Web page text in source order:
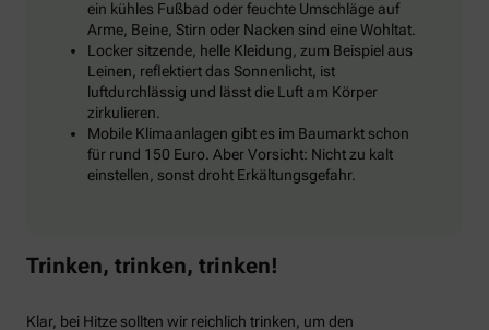
ein kühles Fußbad oder feuchte Umschläge auf
Arme, Beine, Stirn oder Nacken sind eine Wohltat.
Locker sitzende, helle Kleidung, zum Beispiel aus
Leinen, reflektiert das Sonnenlicht, ist
luftdurchlässig und lässt die Luft am Körper
zirkulieren.
Mobile Klimaanlagen gibt es im Baumarkt schon
für rund 150 Euro. Aber Vorsicht: Nicht zu kalt
einstellen, sonst droht Erkältungsgefahr.
Trinken, trinken, trinken!
Klar, bei Hitze sollten wir reichlich trinken, um den